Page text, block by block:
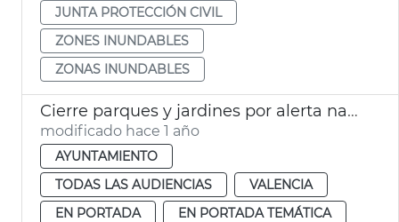
JUNTA PROTECCIÓN CIVIL
ZONES INUNDABLES
ZONAS INUNDABLES
Cierre parques y jardines por alerta naranja
modificado hace 1 año
AYUNTAMIENTO
TODAS LAS AUDIENCIAS
VALENCIA
EN PORTADA
EN PORTADA TEMÁTICA